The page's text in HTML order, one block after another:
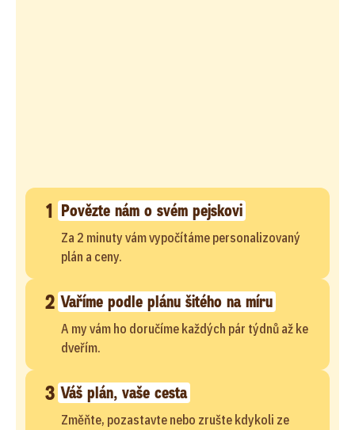
1 Povězte nám o svém pejskovi
Za 2 minuty vám vypočítáme personalizovaný
plán a ceny.
2 Vaříme podle plánu šitého na míru
A my vám ho doručíme každých pár týdnů až ke
dveřím.
3 Váš plán, vaše cesta
Změňte, pozastavte nebo zrušte kdykoli ze